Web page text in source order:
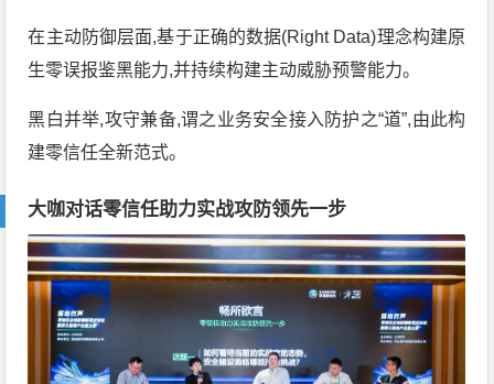
在主动防御层面,基于正确的数据(Right Data)理念构建原
生零误报鉴黑能力,并持续构建主动威胁预警能力。
黑白并举,攻守兼备,谓之业务安全接入防护之“道”,由此构
建零信任全新范式。
大咖对话零信任助力实战攻防领先一步